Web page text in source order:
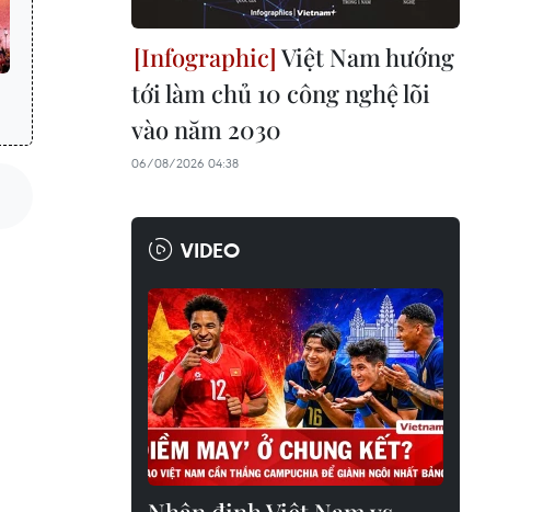
Việt Nam hướng
tới làm chủ 10 công nghệ lõi
vào năm 2030
06/08/2026 04:38
VIDEO